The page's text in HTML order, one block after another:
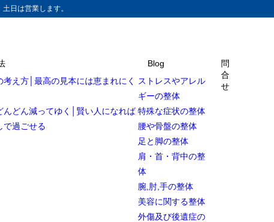
日は営業します。
考え方│最高の見本には恵まれにく
んどん減ってゆく│賢い人になれば
で過ごせる
Blog
ストレスやアレル
ギーの整体
特殊な症状の整体
腰や骨盤の整体
足と脚の整体
肩・首・背中の整
体
腕,肘,手の整体
美容に関する整体
外傷及び後遺症の
問
合
せ